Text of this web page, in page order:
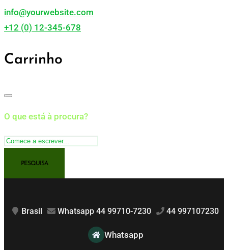
info@yourwebsite.com
+12 (0) 12-345-678
Carrinho
O que está à procura?
Brasil Whatsapp 44 99710-7230 44 997107230
Whatsapp